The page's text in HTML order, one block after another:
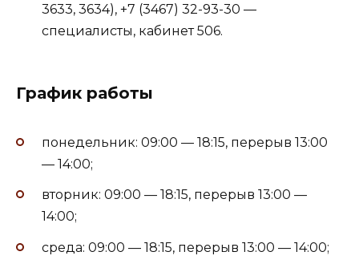
3633, 3634), +7 (3467) 32-93-30 —
специалисты, кабинет 506.
График работы
понедельник: 09:00 — 18:15, перерыв 13:00
— 14:00;
вторник: 09:00 — 18:15, перерыв 13:00 —
14:00;
среда: 09:00 — 18:15, перерыв 13:00 — 14:00;